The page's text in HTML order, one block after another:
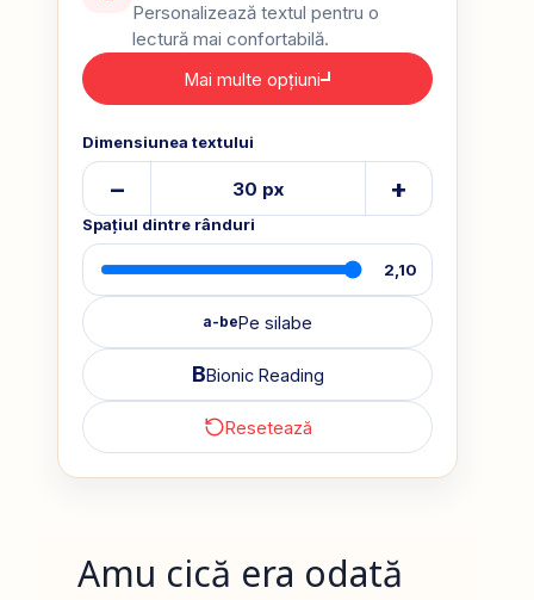
Personalizează textul pentru o
lectură mai confortabilă.
Mai multe opțiuni
Dimensiunea textului
– 30 px +
Spațiul dintre rânduri
2,10
a-bePe silabe
BBionic Reading
Resetează
Amu cică era odată